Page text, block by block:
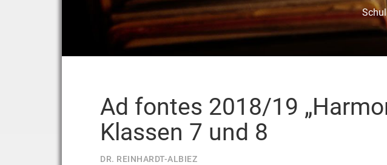
Ad fontes 2018/19
Klassen 7 und 8
DR. REINHARDT-ALBIEZ